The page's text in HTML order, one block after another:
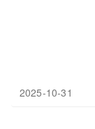
2025-10-31